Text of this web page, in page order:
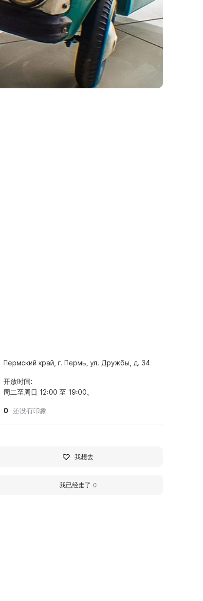
Пермский край, г. Пермь, ул. Дружбы, д. 34
开放时间:
周二至周日 12:00 至 19:00。
0 还没有印象
我想去
我已经走了 0